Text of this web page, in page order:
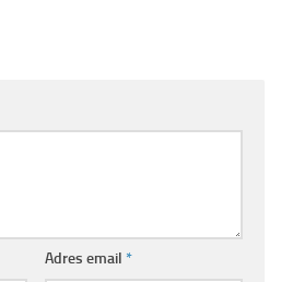
Adres email *